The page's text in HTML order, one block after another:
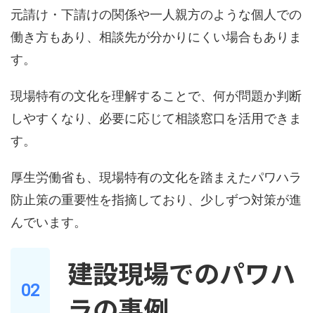
元請け・下請けの関係や一人親方のような個人での
働き方もあり、相談先が分かりにくい場合もありま
す。
現場特有の文化を理解することで、何が問題か判断
しやすくなり、必要に応じて相談窓口を活用できま
す。
厚生労働省も、現場特有の文化を踏まえたパワハラ
防止策の重要性を指摘しており、少しずつ対策が進
んでいます。
建設現場でのパワハ